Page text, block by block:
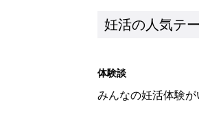
妊活の人気テ
体験談
みんなの妊活体験